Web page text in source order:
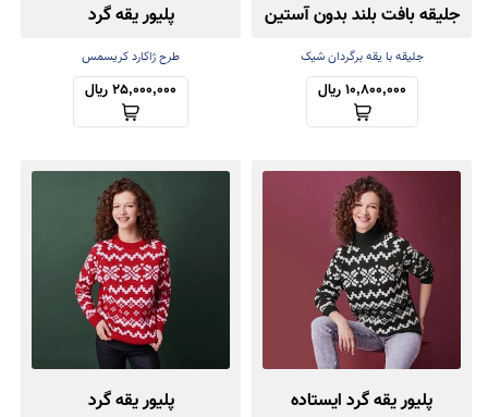
جلیقه بافت بلند بدون آستین
جلیقه با یقه برگردان شیک
10,800,000 ریال
پلیور یقه گرد
طرح ژاکارد کریسمس
25,000,000 ریال
پلیور یقه گرد ایستاده پلیور یقه گرد